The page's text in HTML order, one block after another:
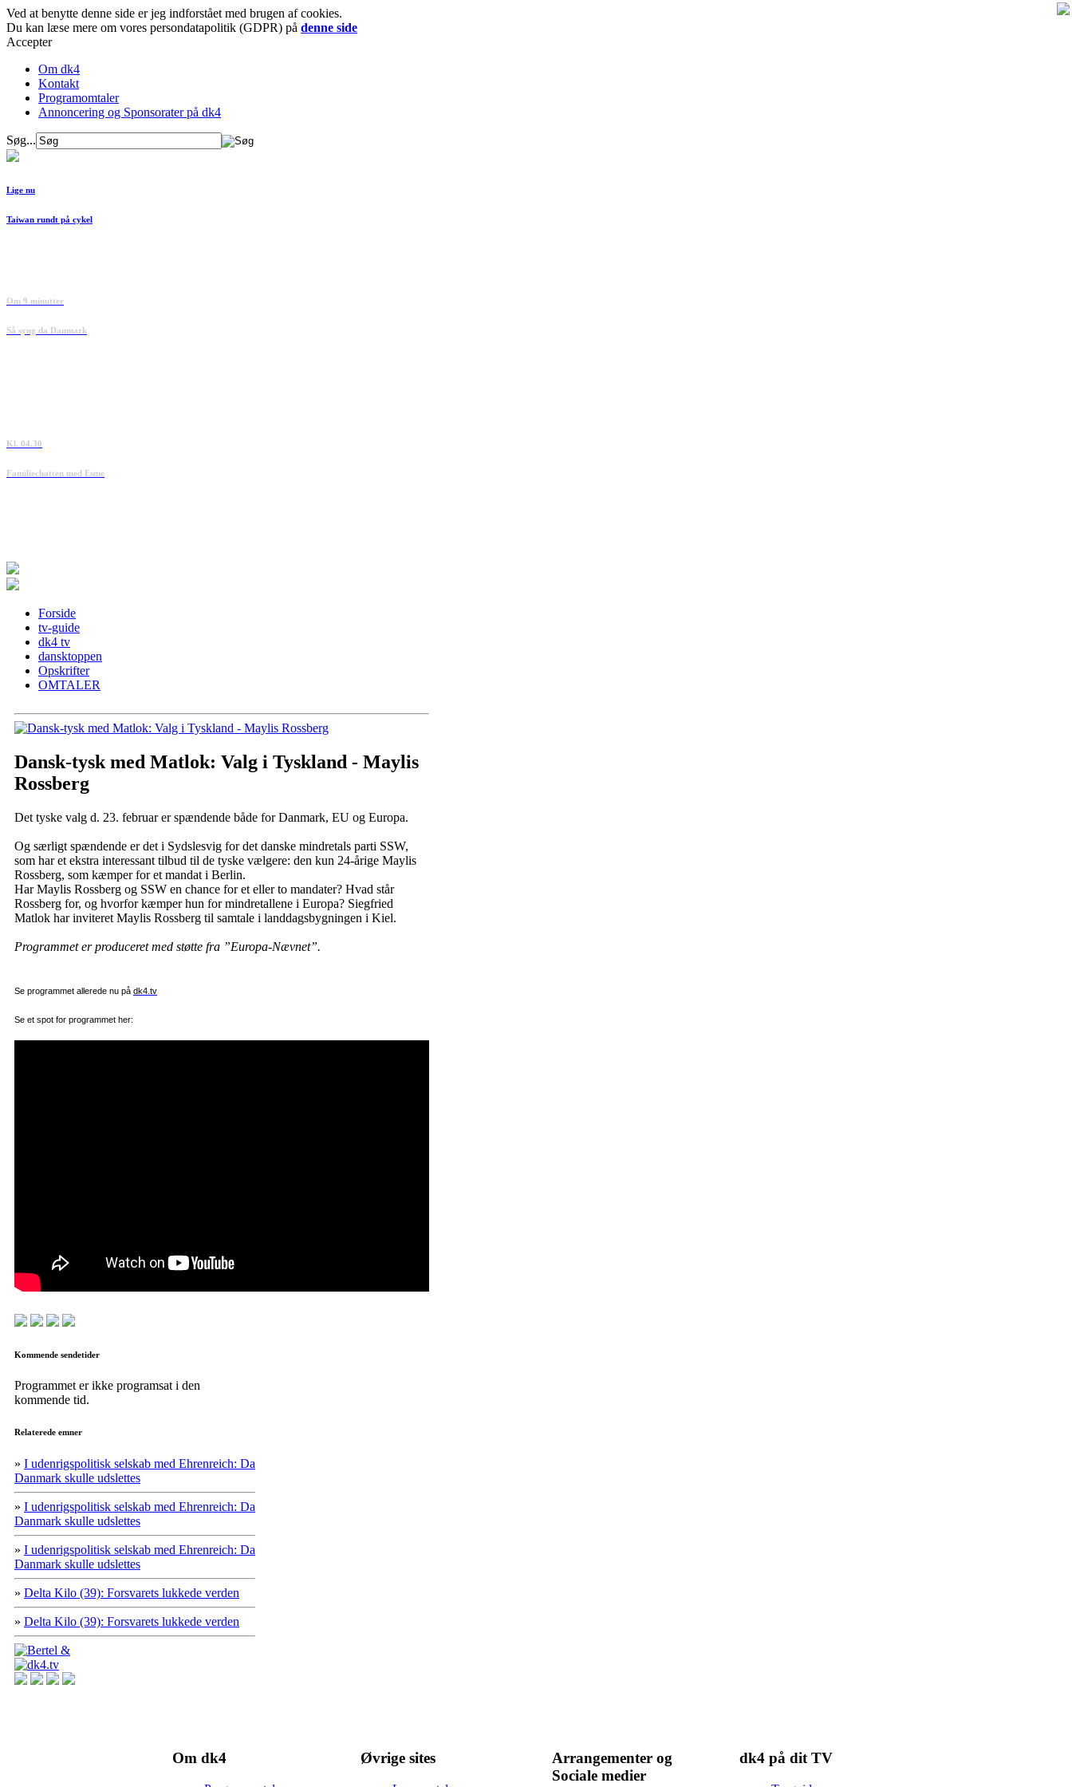
Ved at benytte denne side er jeg indforstået med brugen af cookies.
Du kan læse mere om vores persondatapolitik (GDPR) på denne side
Accepter
Om dk4
Kontakt
Programomtaler
Annoncering og Sponsorater på dk4
Søg...
Lige nu
Taiwan rundt på cykel
Om 9 minutter
Så syng da Danmark
Kl. 04.30
Familiechatten med Esme
Forside
tv-guide
dk4 tv
dansktoppen
Opskrifter
OMTALER
Dansk-tysk med Matlok: Valg i Tyskland - Maylis
Rossberg
Det tyske valg d. 23. februar er spændende både for Danmark, EU og Europa.
Og særligt spændende er det i Sydslesvig for det danske mindretals parti SSW,
som har et ekstra interessant tilbud til de tyske vælgere: den kun 24-årige Maylis
Rossberg, som kæmper for et mandat i Berlin.
Har Maylis Rossberg og SSW en chance for et eller to mandater? Hvad står
Rossberg for, og hvorfor kæmper hun for mindretallene i Europa? Siegfried
Matlok har inviteret Maylis Rossberg til samtale i landdagsbygningen i Kiel.
Programmet er produceret med støtte fra ”Europa-Nævnet”.
Se programmet allerede nu på dk4.tv
Se et spot for programmet her:
Kommende sendetider
Programmet er ikke programsat i den
kommende tid.
Relaterede emner
» I udenrigspolitisk selskab med Ehrenreich: Da
Danmark skulle udslettes
» I udenrigspolitisk selskab med Ehrenreich: Da
Danmark skulle udslettes
» I udenrigspolitisk selskab med Ehrenreich: Da
Danmark skulle udslettes
» Delta Kilo (39): Forsvarets lukkede verden
» Delta Kilo (39): Forsvarets lukkede verden
Om dk4 Øvrige sites
Arrangementer og
Sociale medier
dk4 på dit TV